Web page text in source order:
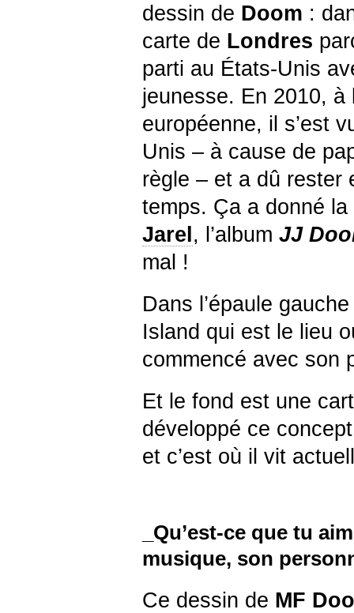
dessin de Doom :
carte de Londres
parti au États-Unis
jeunesse. En 2010, à
européenne, il s’est
Unis – à cause de
règle – et a dû rester
temps. Ça a donné
Jarel, l’album JJ
mal !
Dans l’épaule
Island qui est le lieu
commencé avec son
Et le fond est une
développé ce
et c’est où il vit
_Qu’est-ce que tu
musique, son
Ce dessin de MF